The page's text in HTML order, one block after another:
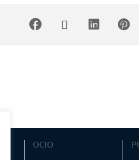
de San Francisco, actual Patio de Orden
OCIO